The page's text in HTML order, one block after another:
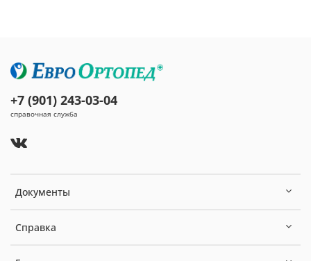
Документы
Справка
+7 (901) 243-03-04
справочная служба